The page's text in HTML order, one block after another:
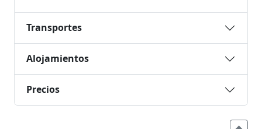
Transportes
Alojamientos
Precios